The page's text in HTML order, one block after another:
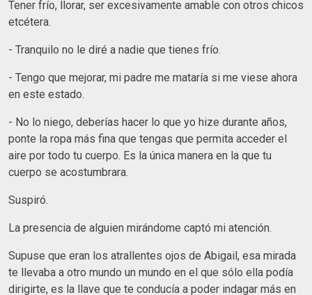
Tener frío, llorar, ser excesivamente amable con otros chicos
etcétera.
- Tranquilo no le diré a nadie que tienes frío.
- Tengo que mejorar, mi padre me mataría si me viese ahora
en este estado.
- No lo niego, deberías hacer lo que yo hize durante años,
ponte la ropa más fina que tengas que permita acceder el
aire por todo tu cuerpo. Es la única manera en la que tu
cuerpo se acostumbrara.
Suspiró.
La presencia de alguien mirándome captó mi atención.
Supuse que eran los atrallentes ojos de Abigail, esa mirada
te llevaba a otro mundo un mundo en el que sólo ella podía
dirigirte, es la llave que te conducía a poder indagar más en